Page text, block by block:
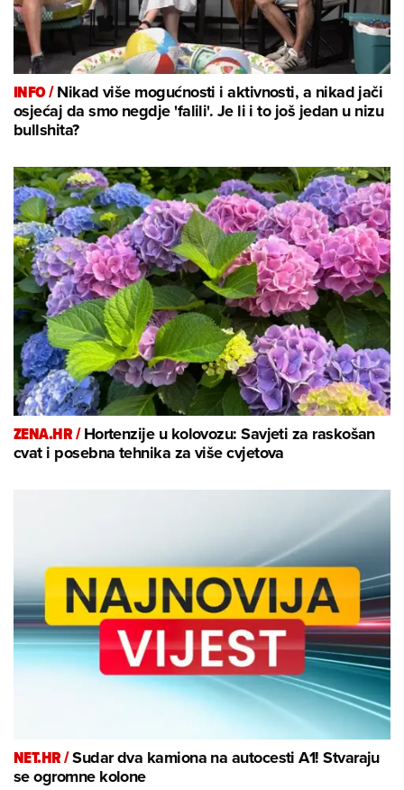
INFO /Nikad više mogućnosti i aktivnosti, a nikad jači
osjećaj da smo negdje 'falili'. Je li i to još jedan u nizu
bullshita?
ZENA.HR /Hortenzije u kolovozu: Savjeti za raskošan
cvat i posebna tehnika za više cvjetova
NET.HR /Sudar dva kamiona na autocesti A1! Stvaraju
se ogromne kolone